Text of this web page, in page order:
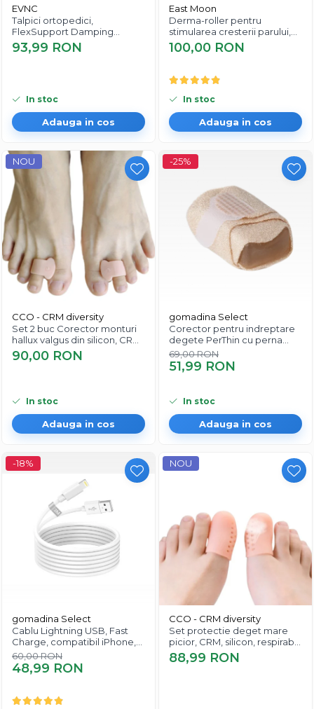
EVNC
Talpici ortopedici,
FlexSupport Damping
Insoles, EVNC, absorbție de
soc si ventilație, marime 40-
93,99 RON
In stoc
Adauga in cos
East Moon
Derma-roller pentru
stimularea cresterii parului,
scalp si barba, Beard Roller
100,00 RON
In stoc
Adauga in cos
NOU
CCO - CRM diversity
Set 2 buc Corector monturi
hallux valgus din silicon, CRM,
separator degete picior,
protector deget mare,
90,00 RON
In stoc
Adauga in cos
-25%
gomadina Select
Corector pentru indreptare
degete PerThin cu perna
silicon si bandaj elastic
69,00 RON
51,99 RON
In stoc
Adauga in cos
-18%
gomadina Select
Cablu Lightning USB, Fast
Charge, compatibil iPhone,
3m, alb
60,00 RON
48,99 RON
NOU
CCO - CRM diversity
Set protectie deget mare
picior, CRM, silicon, respirabil,
roz
88,99 RON